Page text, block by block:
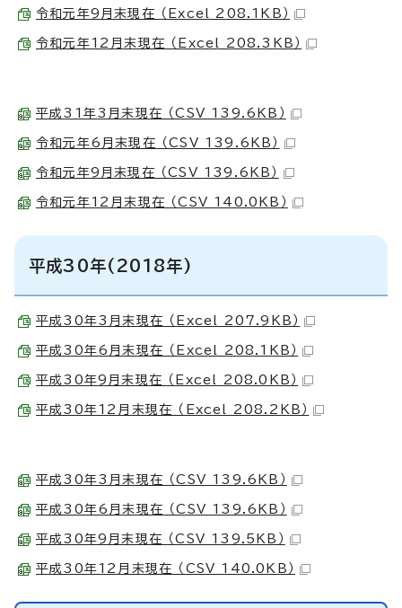
令和元年9月末現在 （Excel 208.1KB）
令和元年12月末現在 （Excel 208.3KB）
平成31年3月末現在 （CSV 139.6KB）
令和元年6月末現在 （CSV 139.6KB）
令和元年9月末現在 （CSV 139.6KB）
令和元年12月末現在 （CSV 140.0KB）
平成30年(2018年)
平成30年3月末現在 （Excel 207.9KB）
平成30年6月末現在 （Excel 208.1KB）
平成30年9月末現在 （Excel 208.0KB）
平成30年12月末現在 （Excel 208.2KB）
平成30年3月末現在 （CSV 139.6KB）
平成30年6月末現在 （CSV 139.6KB）
平成30年9月末現在 （CSV 139.5KB）
平成30年12月末現在 （CSV 140.0KB）